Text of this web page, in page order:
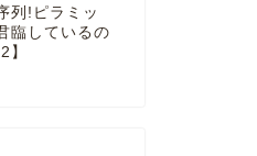
列!ピラミッ
臨しているの
】